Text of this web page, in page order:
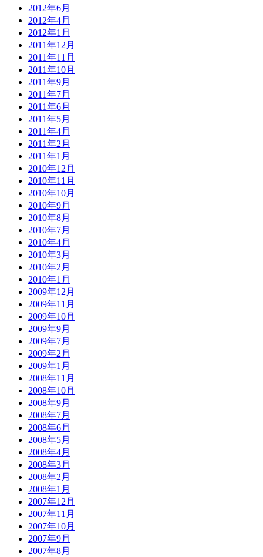
2012年6月
2012年4月
2012年1月
2011年12月
2011年11月
2011年10月
2011年9月
2011年7月
2011年6月
2011年5月
2011年4月
2011年2月
2011年1月
2010年12月
2010年11月
2010年10月
2010年9月
2010年8月
2010年7月
2010年4月
2010年3月
2010年2月
2010年1月
2009年12月
2009年11月
2009年10月
2009年9月
2009年7月
2009年2月
2009年1月
2008年11月
2008年10月
2008年9月
2008年7月
2008年6月
2008年5月
2008年4月
2008年3月
2008年2月
2008年1月
2007年12月
2007年11月
2007年10月
2007年9月
2007年8月